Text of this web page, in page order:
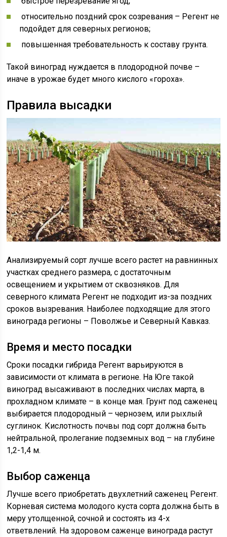
относительно поздний срок созревания – Регент не
подойдет для северных регионов;
повышенная требовательность к составу грунта.
Такой виноград нуждается в плодородной почве –
иначе в урожае будет много кислого «гороха».
Правила высадки
Анализируемый сорт лучше всего растет на равнинных
участках среднего размера, с достаточным
освещением и укрытием от сквозняков. Для
северного климата Регент не подходит из-за поздних
сроков вызревания. Наиболее подходящие для этого
винограда регионы – Поволжье и Северный Кавказ.
Время и место посадки
Сроки посадки гибрида Регент варьируются в
зависимости от климата в регионе. На Юге такой
виноград высаживают в последних числах марта, в
прохладном климате – в конце мая. Грунт под саженец
выбирается плодородный – чернозем, или рыхлый
суглинок. Кислотность почвы под сорт должна быть
нейтральной, пролегание подземных вод – на глубине
1,2-1,4 м.
Выбор саженца
Лучше всего приобретать двухлетний саженец Регент.
Корневая система молодого куста сорта должна быть в
меру утолщенной, сочной и состоять из 4-х
ответвлений. На здоровом саженце винограда растут